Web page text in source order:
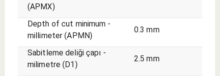
(APMX)
Depth of cut minimum -
millimeter (APMN)
0.3 mm
Sabitleme deliği çapı -
milimetre (D1)
2.5 mm